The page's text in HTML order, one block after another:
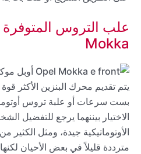
Mokka
يتم تقديم محرك البنزين الأكثر
بست سرعات أو علبة تروس
الاختيار بيننهما يرجع للتفضيل
الأوتوماتيكية جيدة، ومثل الكثير
مترددة قليلاً في بعض الأحيان